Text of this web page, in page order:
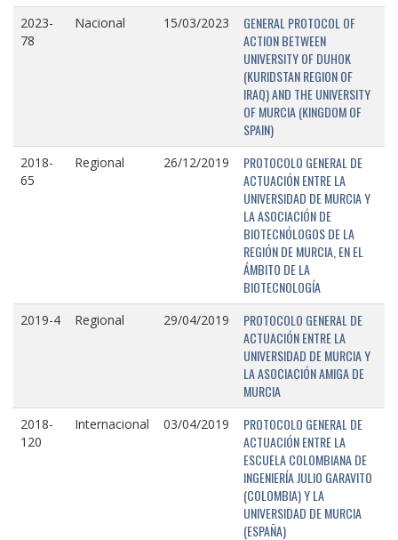
2023-
78
Nacional 15/03/2023
GENERAL PROTOCOL OF
ACTION BETWEEN
UNIVERSITY OF DUHOK
(KURIDSTAN REGION OF
IRAQ) AND THE UNIVERSITY
OF MURCIA (KINGDOM OF
SPAIN)
2018-
65
Regional 26/12/2019
PROTOCOLO GENERAL DE
ACTUACIÓN ENTRE LA
UNIVERSIDAD DE MURCIA Y
LA ASOCIACIÓN DE
BIOTECNÓLOGOS DE LA
REGIÓN DE MURCIA, EN EL
ÁMBITO DE LA
BIOTECNOLOGÍA
2019-4 Regional 29/04/2019
PROTOCOLO GENERAL DE
ACTUACIÓN ENTRE LA
UNIVERSIDAD DE MURCIA Y
LA ASOCIACIÓN AMIGA DE
MURCIA
2018-
120
Internacional 03/04/2019
PROTOCOLO GENERAL DE
ACTUACIÓN ENTRE LA
ESCUELA COLOMBIANA DE
INGENIERÍA JULIO GARAVITO
(COLOMBIA) Y LA
UNIVERSIDAD DE MURCIA
(ESPAÑA)